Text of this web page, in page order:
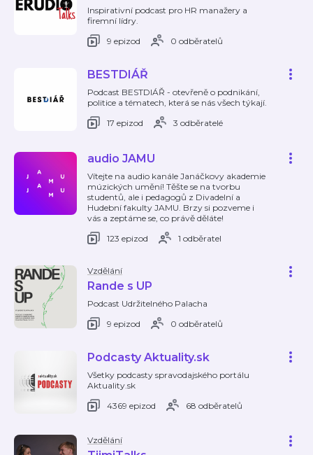
Inspirativní podcast pro HR manažery a
firemní lídry.
9 epizod
0 odběratelů
BESTDIÁŘ
Podcast BESTDIÁŘ - otevřeně o podnikání,
politice a tématech, která se nás všech týkají.
17 epizod
3 odběratelé
audio JAMU
Vítejte na audio kanále Janáčkovy akademie
múzických umění! Těšte se na tvorbu
studentů, ale i pedagogů z Divadelní a
Hudební fakulty JAMU. Brzy si pozveme i
vás a zeptáme se, co právě děláte!
123 epizod
1 odběratel
Vzdělání
Rande s UP
Podcast Udržitelného Palacha
9 epizod
0 odběratelů
Podcasty Aktuality.sk
Všetky podcasty spravodajského portálu
Aktuality.sk
4369 epizod
68 odběratelů
Vzdělání